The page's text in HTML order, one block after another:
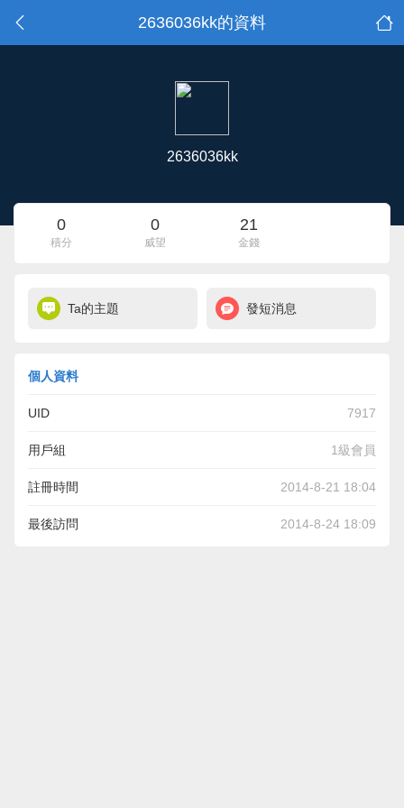
2636036kk的資料
2636036kk
0
積分
0
威望
21
金錢
Ta的主題 發短消息
個人資料
UID 7917
用戶組 1級會員
註冊時間 2014-8-21 18:04
最後訪問 2014-8-24 18:09